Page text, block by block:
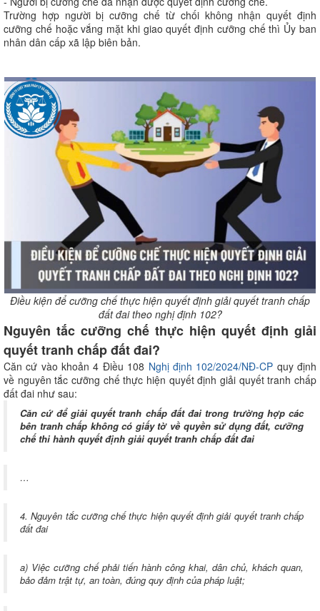
Trường hợp người bị cưỡng chế từ chối không nhận quyết định
cưỡng chế hoặc vắng mặt khi giao quyết định cưỡng chế thì Ủy ban
nhân dân cấp xã lập biên bản.
Điều kiện để cưỡng chế thực hiện quyết định giải quyết tranh chấp
đất đai theo nghị định 102?
Nguyên tắc cưỡng chế thực hiện quyết định giải
quyết tranh chấp đất đai?
Căn cứ vào khoản 4 Điều 108 Nghị định 102/2024/NĐ-CP quy định
về nguyên tắc cưỡng chế thực hiện quyết định giải quyết tranh chấp
đất đai như sau:
Căn cứ để giải quyết tranh chấp đất đai trong trường hợp các
bên tranh chấp không có giấy tờ về quyền sử dụng đất, cưỡng
chế thi hành quyết định giải quyết tranh chấp đất đai
…
4. Nguyên tắc cưỡng chế thực hiện quyết định giải quyết tranh chấp
đất đai
a) Việc cưỡng chế phải tiến hành công khai, dân chủ, khách quan,
bảo đảm trật tự, an toàn, đúng quy định của pháp luật;